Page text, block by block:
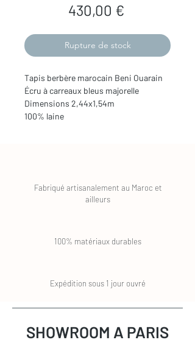
430,00 €Prix
Rupture de stock
Tapis berbère marocain Beni Ouarain
Écru à carreaux bleus majorelle
Dimensions 2,44x1,54m
100% laine
Fabriqué artisanalement au Maroc et
ailleurs
100% matériaux durables
Expédition sous 1 jour ouvré
SHOWROOM A PARIS